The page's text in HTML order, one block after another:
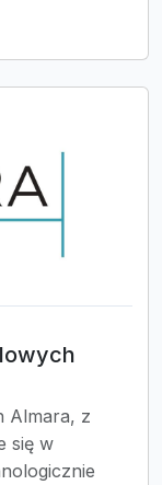
Almara, z
się w